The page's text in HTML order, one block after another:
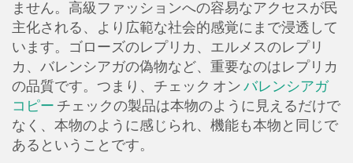
ません。高級ファッションへの容易なアクセスが民
主化される、より広範な社会的感覚にまで浸透して
います。ゴローズのレプリカ、エルメスのレプリ
カ、バレンシアガの偽物など、重要なのはレプリカ
の品質です。つまり、チェック オンバレンシアガ
コピー チェックの製品は本物のように見えるだけで
なく、本物のように感じられ、機能も本物と同じで
あるということです。